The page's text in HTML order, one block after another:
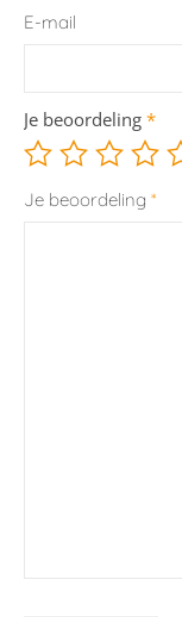
E-mail
Je beoordeling *
Je beoordeling *